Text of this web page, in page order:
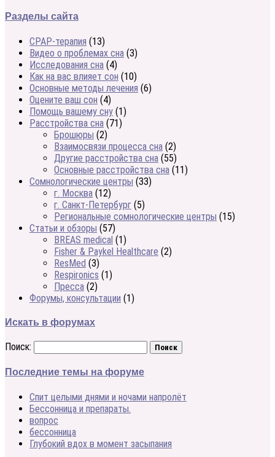
Разделы сайта
CPAP-терапия (13)
Видео о проблемах сна (3)
Исследования сна (4)
Как на вас влияет сон (10)
Основные методы лечения (6)
Оцените ваш сон (4)
Помощь вашему сну (1)
Расстройства сна (71)
Брошюры (2)
Взаимосвязи процесса сна (2)
Другие расстройства сна (55)
Основные расстройства сна (11)
Сомнологические центры (33)
г. Москва (12)
г. Санкт-Петербург (5)
Региональные сомнологические центры (15)
Статьи и обзоры (57)
BREAS medical (1)
Fisher & Paykel Healthcare (2)
ResMed (3)
Respironics (1)
Пресса (2)
Форумы, консультации (1)
Искать в форумах
Поиск:
Последние темы на форуме
Спит целыми днями и ночами напролёт
Бессонница и препараты.
вопрос
бессонница
Глубокий вдох в момент засыпания